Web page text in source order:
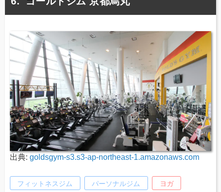
出典: goldsgym-s3.s3-ap-northeast-1.amazonaws.com
フィットネスジム パーソナルジム ヨガ